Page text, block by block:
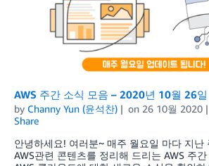
AWS 주간 소식 모음 – 2020년 10월 26일
by Channy Yun (윤석찬) on 26 10월 2020
Share
안녕하세요! 여러분~ 매주 월요일 마다 지난
AWS관련 콘텐츠를 정리해 드리는 AWS 주